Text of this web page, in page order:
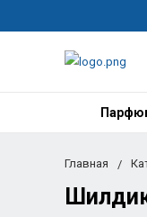
Главная